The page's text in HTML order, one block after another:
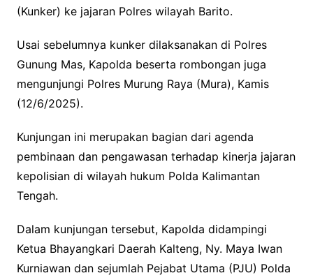
(Kunker) ke jajaran Polres wilayah Barito.
Usai sebelumnya kunker dilaksanakan di Polres
Gunung Mas, Kapolda beserta rombongan juga
mengunjungi Polres Murung Raya (Mura), Kamis
(12/6/2025).
Kunjungan ini merupakan bagian dari agenda
pembinaan dan pengawasan terhadap kinerja jajaran
kepolisian di wilayah hukum Polda Kalimantan
Tengah.
Dalam kunjungan tersebut, Kapolda didampingi
Ketua Bhayangkari Daerah Kalteng, Ny. Maya Iwan
Kurniawan dan sejumlah Pejabat Utama (PJU) Polda